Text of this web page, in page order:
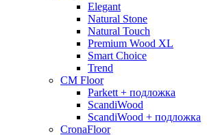
Elegant
Natural Stone
Natural Touch
Premium Wood XL
Smart Choice
Trend
CM Floor
Parkett + подложка
ScandiWood
ScandiWood + подложка
CronaFloor